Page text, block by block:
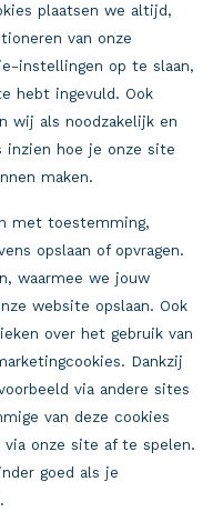
plaatsen we altijd,
van onze
instellingen op te slaan,
hebt ingevuld. Ook
wij als noodzakelijk en
inzien hoe je onze site
maken.
met toestemming,
opslaan of opvragen.
waarmee we jouw
website opslaan. Ook
over het gebruik van
Dankzij
via andere sites
van deze cookies
via onze site af te spelen.
goed als je